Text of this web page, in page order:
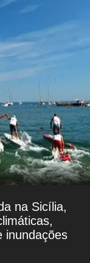
na Sicília,
inundações